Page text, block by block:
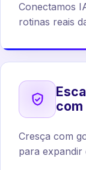
Conectamos
rotinas reais
com
Cresça com
para expandir